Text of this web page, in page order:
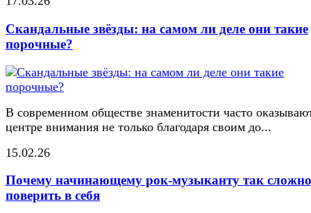
Скандальные звёзды: на самом ли деле они такие
порочные?
В современном обществе знаменитости часто
центре внимания не только благодаря своим до...
15.02.26
Почему начинающему рок-музыканту так сложно
поверить в себя